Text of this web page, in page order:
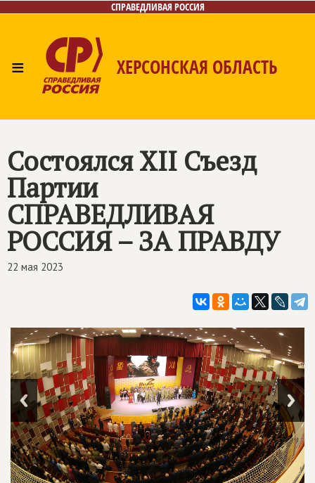
СПРАВЕДЛИВАЯ РОССИЯ
≡ ХЕРСОНСКАЯ ОБЛАСТЬ
Состоялся XII Съезд
Партии
СПРАВЕДЛИВАЯ
РОССИЯ – ЗА ПРАВДУ
22 мая 2023